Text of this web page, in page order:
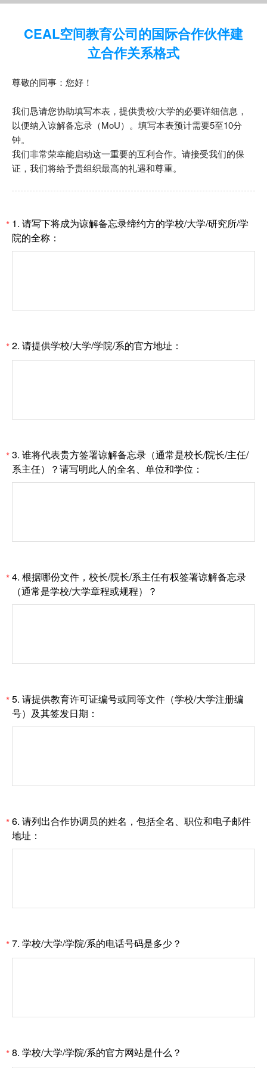
CEAL空间教育公司的国际合作伙伴建
立合作关系格式
尊敬的同事：您好！
我们恳请您协助填写本表，提供贵校/大学的必要详细信息，
以便纳入谅解备忘录（MoU）。填写本表预计需要5至10分
钟。
我们非常荣幸能启动这一重要的互利合作。请接受我们的保
证，我们将给予贵组织最高的礼遇和尊重。
* 1. 请写下将成为谅解备忘录缔约方的学校/大学/研究所/学
院的全称：
*2. 请提供学校/大学/学院/系的官方地址：
*3. 谁将代表贵方签署谅解备忘录（通常是校长/院长/主任/
系主任）？请写明此人的全名、单位和学位：
*4. 根据哪份文件，校长/院长/系主任有权签署谅解备忘录
（通常是学校/大学章程或规程）？
*5. 请提供教育许可证编号或同等文件（学校/大学注册编
号）及其签发日期：
*6. 请列出合作协调员的姓名，包括全名、职位和电子邮件
地址：
*7. 学校/大学/学院/系的电话号码是多少？
*8. 学校/大学/学院/系的官方网站是什么？